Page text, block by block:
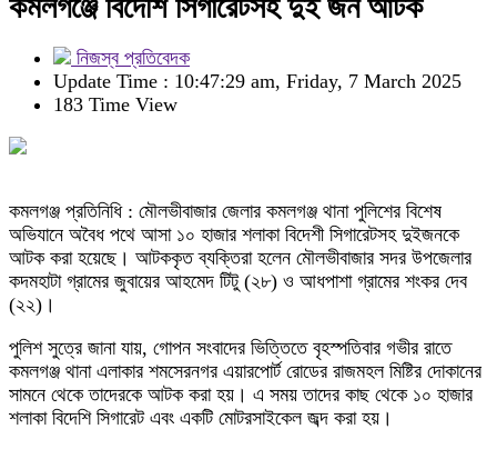
কমলগঞ্জে বিদেশি সিগারেটসহ দুই জন আটক
নিজস্ব প্রতিবেদক
Update Time : 10:47:29 am, Friday, 7 March 2025
183 Time View
কমলগঞ্জ প্রতিনিধি : মৌলভীবাজার জেলার কমলগঞ্জ থানা পুলিশের বিশেষ
অভিযানে অবৈধ পথে আসা ১০ হাজার শলাকা বিদেশী সিগারেটসহ দুইজনকে
আটক করা হয়েছে। আটককৃত ব্যক্তিরা হলেন মৌলভীবাজার সদর উপজেলার
কদমহাটা গ্রামের জুবায়ের আহমেদ টিটু (২৮) ও আধপাশা গ্রামের শংকর দেব
(২২)।
পুলিশ সুত্রে জানা যায়, গোপন সংবাদের ভিত্তিতে বৃহস্পতিবার গভীর রাতে
কমলগঞ্জ থানা এলাকার শমসেরনগর এয়ারপোর্ট রোডের রাজমহল মিষ্টির দোকানের
সামনে থেকে তাদেরকে আটক করা হয়। এ সময় তাদের কাছ থেকে ১০ হাজার
শলাকা বিদেশি সিগারেট এবং একটি মোটরসাইকেল জব্দ করা হয়।